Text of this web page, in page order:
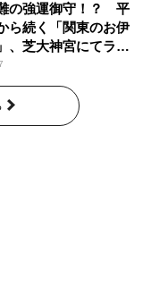
の強運御守！？ 平
ら続く「関東のお伊
、芝大神宮にてラン
が合格祈願！